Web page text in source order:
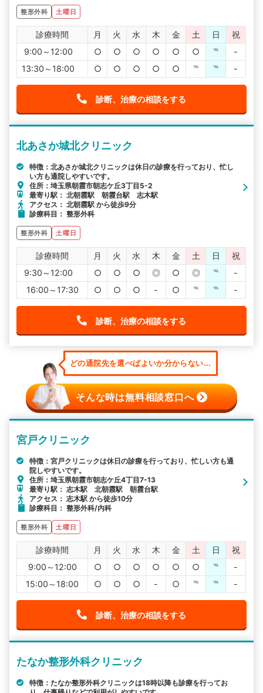
整形外科 土曜日
診療時間 月 火 水 木 金 土 日
祝
9:00～12:00
○ ○ ○ ○ ○ ○ ℡
-
13:30～18:00
○ ○ ○ ○ ○ ℡ ℡ -
診断、治療の相談をする
北あさか城北クリニック
特徴：北あさか城北クリニックは休日の診療を行っており、忙し
い方も通院しやすいです。
住所：埼玉県朝霞市朝志ケ丘3丁目5-2
最寄り駅： 北朝霞駅 朝霞台駅 志木駅
アクセス： 北朝霞駅 から徒歩9分
診療科目： 整形外科
整形外科 土曜日
診療時間 月 火 水 木 金 土 日
祝
9:30～12:00
○ ○ ○ ◎ ○ ◎ ℡
-
16:00～17:30
○ ○ ○ - ○ ℡ ℡ -
診断、治療の相談をする
どの通院先を選べばよいか分からない...
そんな時は無料相談窓口へ
宮戸クリニック
特徴：宮戸クリニックは休日の診療を行っており、忙しい方も通
院しやすいです。
住所：埼玉県朝霞市朝志ケ丘4丁目7-13
最寄り駅： 志木駅 北朝霞駅 朝霞台駅
アクセス： 志木駅 から徒歩10分
診療科目： 整形外科/内科
整形外科 土曜日
診療時間 月 火 水 木 金 土 日
祝
9:00～12:00
○ ○ ○ ○ ○ ○ ℡
-
15:00～18:00
○ ○ ○ - ○ ℡ ℡ -
診断、治療の相談をする
たなか整形外科クリニック
特徴：たなか整形外科クリニックは18時以降も診療を行ってお